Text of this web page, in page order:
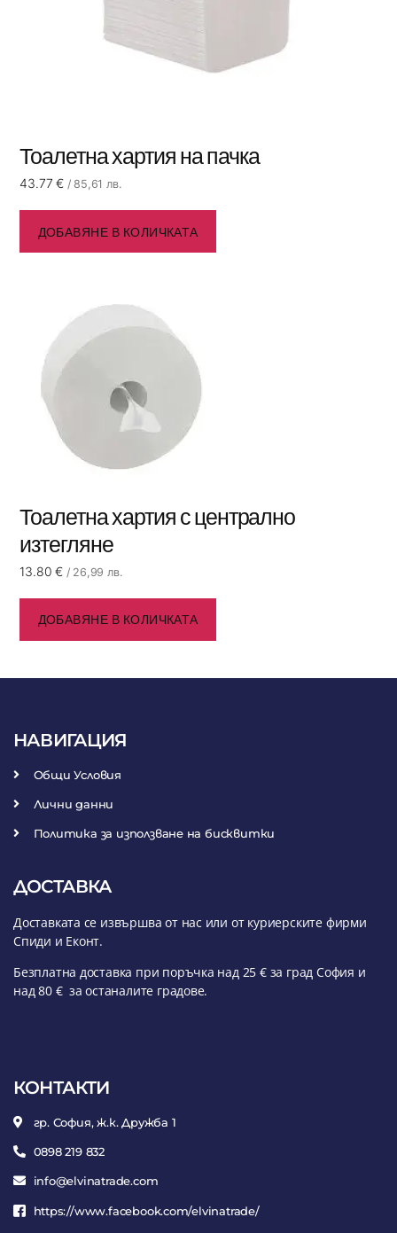
Тоалетна хартия на пачка
43.77€/ 85,61 лв.
ДОБАВЯНЕ В КОЛИЧКАТА
Тоалетна хартия с централно
изтегляне
13.80€/ 26,99 лв.
ДОБАВЯНЕ В КОЛИЧКАТА
НАВИГАЦИЯ
Общи Условия
Лични данни
Политика за използване на бисквитки
ДОСТАВКА
Доставката се извършва от нас или от куриерските фирми
Спиди и Еконт.
Безплатна доставка при поръчка над 25 € за град София и
над 80 € за останалите градове.
КОНТАКТИ
гр. София, ж.к. Дружба 1
0898 219 832
info@elvinatrade.com
https://www.facebook.com/elvinatrade/